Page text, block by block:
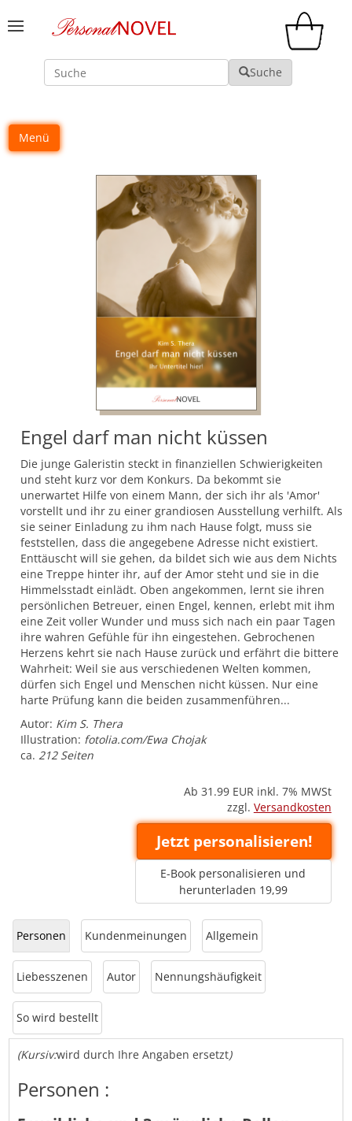
Suche Suche
Menü
Engel darf man nicht küssen
Die junge Galeristin steckt in finanziellen Schwierigkeiten
und steht kurz vor dem Konkurs. Da bekommt sie
unerwartet Hilfe von einem Mann, der sich ihr als 'Amor'
vorstellt und ihr zu einer grandiosen Ausstellung verhilft. Als
sie seiner Einladung zu ihm nach Hause folgt, muss sie
feststellen, dass die angegebene Adresse nicht existiert.
Enttäuscht will sie gehen, da bildet sich wie aus dem Nichts
eine Treppe hinter ihr, auf der Amor steht und sie in die
Himmelsstadt einlädt. Oben angekommen, lernt sie ihren
persönlichen Betreuer, einen Engel, kennen, erlebt mit ihm
eine Zeit voller Wunder und muss sich nach ein paar Tagen
ihre wahren Gefühle für ihn eingestehen. Gebrochenen
Herzens kehrt sie nach Hause zurück und erfährt die bittere
Wahrheit: Weil sie aus verschiedenen Welten kommen,
dürfen sich Engel und Menschen nicht küssen. Nur eine
harte Prüfung kann die beiden zusammenführen...
Autor: Kim S. Thera
Illustration: fotolia.com/Ewa Chojak
ca.212 Seiten
Ab 31.99 EUR inkl. 7% MWSt
zzgl. Versandkosten
Jetzt personalisieren!
E-Book personalisieren und
herunterladen 19,99
Personen Kundenmeinungen Allgemein
Liebesszenen Autor Nennungshäufigkeit
So wird bestellt
(Kursiv:wird durch Ihre Angaben ersetzt)
Personen :